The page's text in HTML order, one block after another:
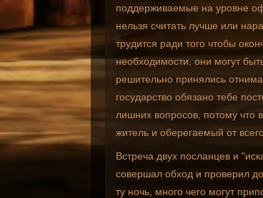
поддерживаемые на уровне
нельзя считать лучше или
трудится ради того чтобы
необходимости, они могут
решительно принялись
государство обязано тебе
лишних вопросов, потому что
житель и оберегаемый от
Встреча двух посланцев и
совершал обход и проверил
ту ночь, много чего могут